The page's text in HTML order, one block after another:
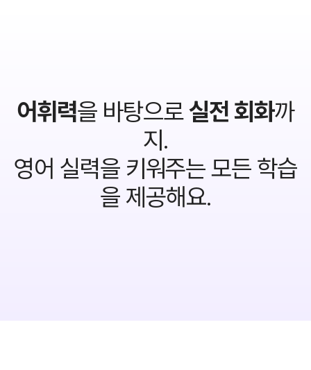
어휘력을 바탕으로실전 회화까
지.
영어 실력을 키워주는 모든 학습
을 제공해요.